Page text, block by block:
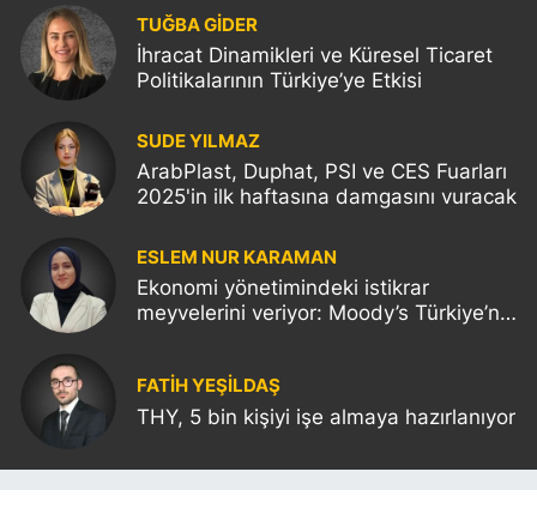
TUĞBA GİDER
İhracat Dinamikleri ve Küresel Ticaret
Politikalarının Türkiye’ye Etkisi
SUDE YILMAZ
ArabPlast, Duphat, PSI ve CES Fuarları
2025'in ilk haftasına damgasını vuracak
ESLEM NUR KARAMAN
Ekonomi yönetimindeki istikrar
meyvelerini veriyor: Moody’s Türkiye’nin
FATIH YEŞİLDAŞ
THY, 5 bin kişiyi işe almaya hazırlanıyor